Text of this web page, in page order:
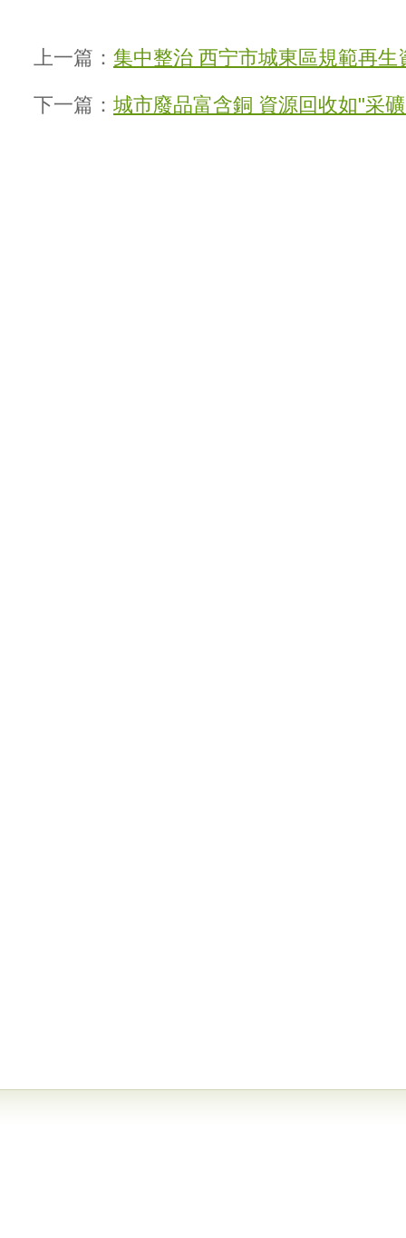
上一篇： 集中整治 西宁市城東區規範再生
下一篇： 城市廢品富含銅 資源回收如"采